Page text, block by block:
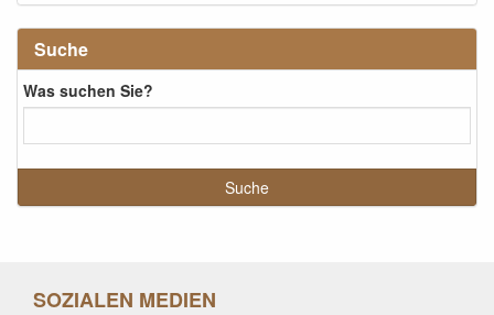
Suche
Was suchen Sie?
SOZIALEN MEDIEN